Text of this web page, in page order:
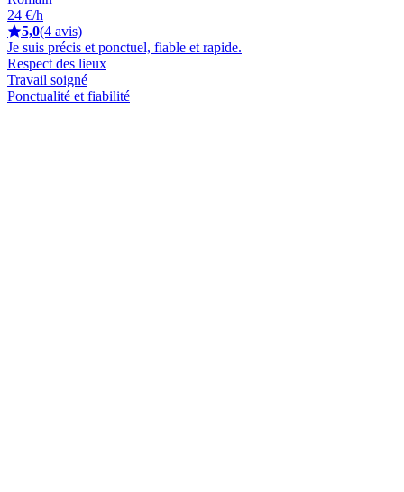
24 €/h
5,0(4 avis)
Je suis précis et ponctuel, fiable et rapide.
Respect des lieux
Travail soigné
Ponctualité et fiabilité